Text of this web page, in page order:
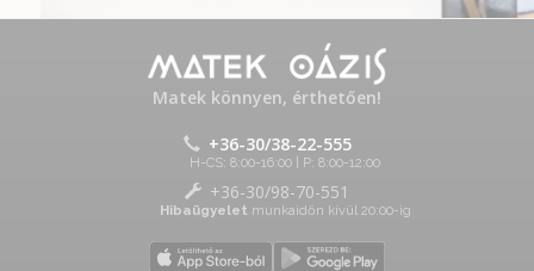
Matek könnyen, érthetően!
+36-30/38-22-555
H-CS: 8:00-16:00 | P: 8:00-12:00
+36-30/98-70-551
Hibaügyelet munkaidőn kívül 20:00-ig